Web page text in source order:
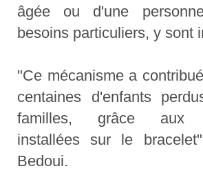
âgée ou d'une
besoins particuliers, y sont
"Ce mécanisme a
centaines d'enfants
familles, grâce aux
installées sur le
Bedoui.